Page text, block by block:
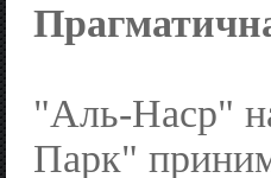
"Аль-Наср"
Парк"